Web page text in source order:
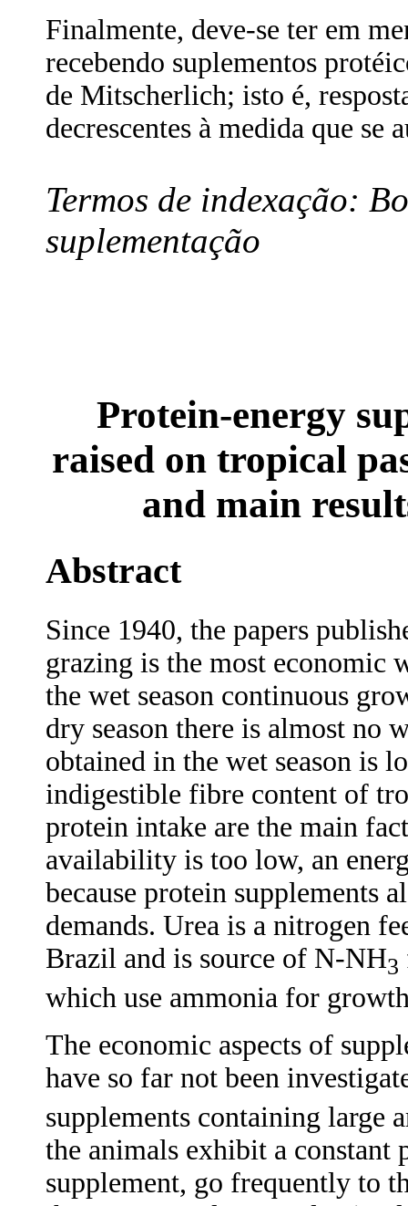
Finalmente, deve-se ter em
recebendo suplementos
de Mitscherlich; isto é,
decrescentes à medida que se
Termos de indexação:
suplementação
Protein-energy
raised on tropical
and main
Abstract
Since 1940, the papers
grazing is the most economic
the wet season continuous
dry season there is almost no
obtained in the wet season is
indigestible fibre content of
protein intake are the main
availability is too low, an
because protein supplements
demands. Urea is a nitrogen
Brazil and is source of N-NH3
which use ammonia for
The economic aspects of
have so far not been
supplements containing large
the animals exhibit a
supplement, go frequently to